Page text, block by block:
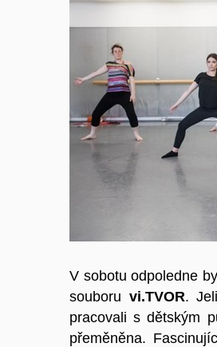
V sobotu odpoledne
souboru vi.TVOR.
pracovali s dětským
přeměněna.